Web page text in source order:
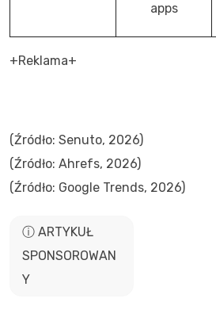
apps
+Reklama+
(Źródło: Senuto, 2026)
(Źródło: Ahrefs, 2026)
(Źródło: Google Trends, 2026)
ⓘ ARTYKUŁ
SPONSOROWAN
Y